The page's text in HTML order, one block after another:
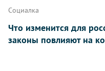
Социалка
Что изменится для
законы повлияют на